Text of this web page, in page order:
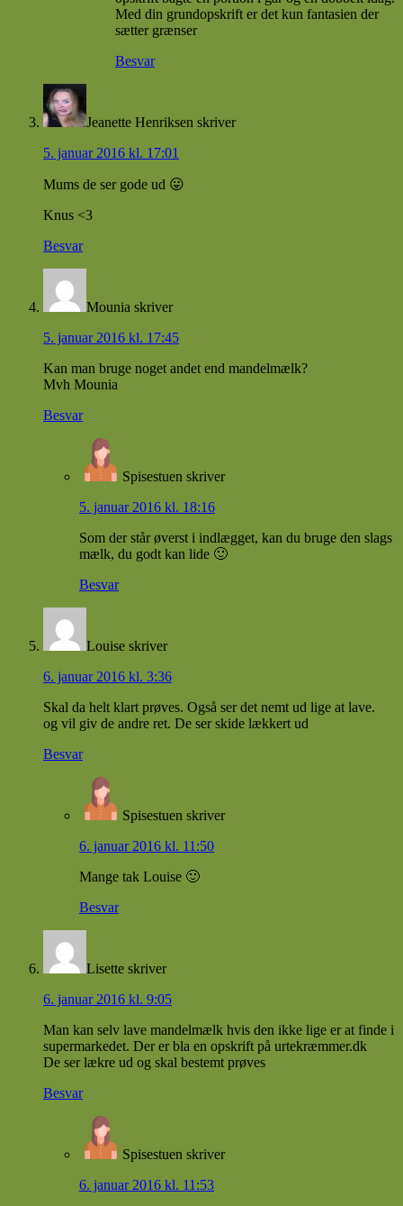
Med din grundopskrift er det kun fantasien der
sætter grænser
Besvar
Jeanette Henriksen skriver
5. januar 2016 kl. 17:01
Mums de ser gode ud 😛
Knus <3
Besvar
Mounia skriver
5. januar 2016 kl. 17:45
Kan man bruge noget andet end mandelmælk?
Mvh Mounia
Besvar
Spisestuen skriver
5. januar 2016 kl. 18:16
Som der står øverst i indlægget, kan du bruge den slags
mælk, du godt kan lide 🙂
Besvar
Louise skriver
6. januar 2016 kl. 3:36
Skal da helt klart prøves. Også ser det nemt ud lige at lave.
og vil giv de andre ret. De ser skide lækkert ud
Besvar
Spisestuen skriver
6. januar 2016 kl. 11:50
Mange tak Louise 🙂
Besvar
Lisette skriver
6. januar 2016 kl. 9:05
Man kan selv lave mandelmælk hvis den ikke lige er at finde i
supermarkedet. Der er bla en opskrift på urtekræmmer.dk
De ser lækre ud og skal bestemt prøves
Besvar
Spisestuen skriver
6. januar 2016 kl. 11:53